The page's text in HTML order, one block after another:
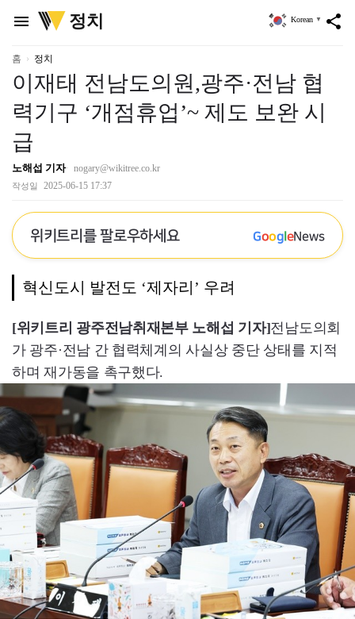
menu
위
키
정치 share
Korean ▼
홈 정치
이재태 전남도의원,광주·전남 협
력기구 ‘개점휴업’~ 제도 보완 시
급
노해섭 기자 nogary@wikitree.co.kr
작성일 2025-06-15 17:37
위키트리를 팔로우하세요 GoogleNews
혁신도시 발전도 ‘제자리’ 우려
[위키트리 광주전남취재본부 노해섭 기자]전남도의회
가 광주·전남 간 협력체계의 사실상 중단 상태를 지적
하며 재가동을 촉구했다.